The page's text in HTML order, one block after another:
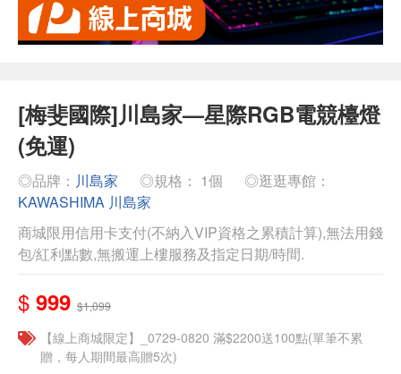
[梅斐國際]川島家—星際RGB電競檯燈
(免運)
◎品牌： 川島家 ◎規格： 1個
◎逛逛專館：
KAWASHIMA 川島家
商城限用信用卡支付(不納入VIP資格之累積計算),無法用錢
包/紅利點數,無搬運上樓服務及指定日期/時間.
$ 999 $1,099
【線上商城限定】_0729-0820 滿$2200送100點(單筆不累
贈，每人期間最高贈5次)